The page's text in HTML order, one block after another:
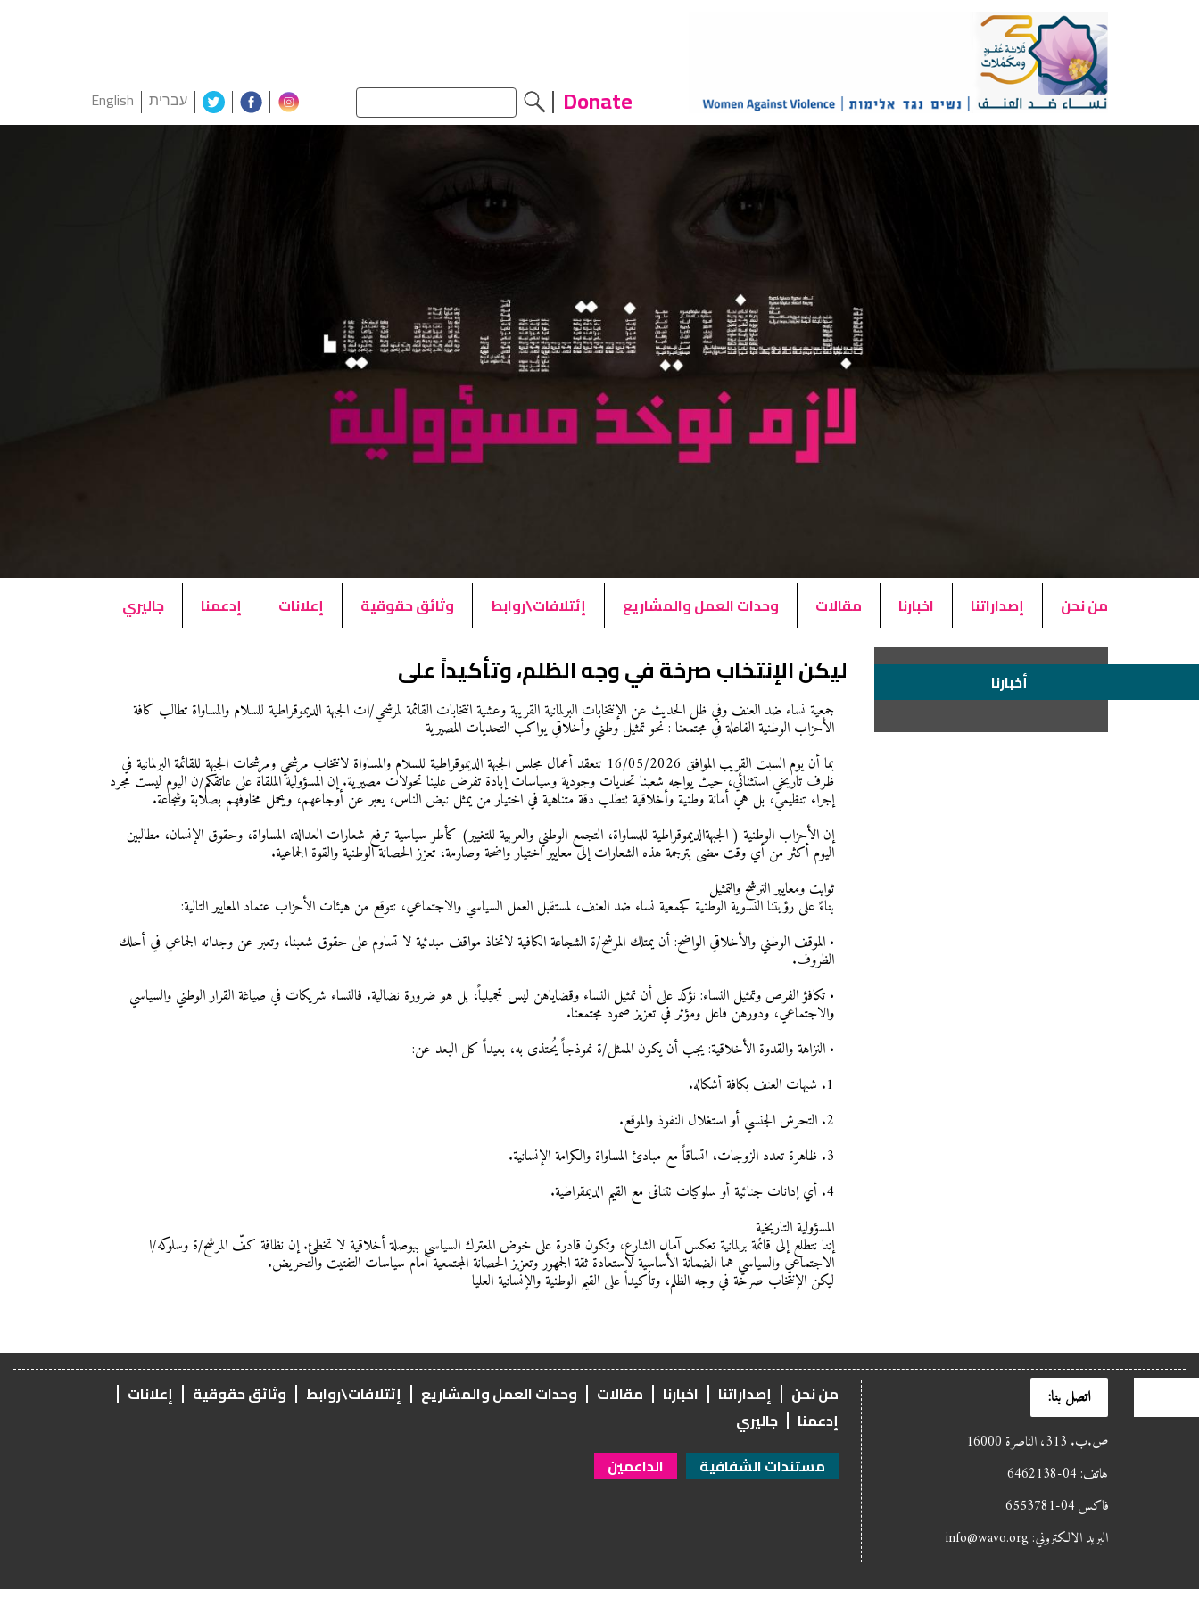
Donate עברית English
من نحن إصداراتنا اخبارنا مقالات وحدات العمل والمشاريع إئتلافات\روابط وثائق حقوقية إعلانات إدعمنا جاليري
أخبارنا ليكن الإنتخاب صرخة في وجه الظلم، وتأكيداً على
جمعية نساء ضد العنف وفي ظل الحديث عن الإنتخابات البرلمانية القريبة وعشية انتخابات القائمة لمرشحي/ات الجبهة الديموقراطية للسلام والمساواة تطالب كافة
الأحزاب الوطنية الفاعلة في مجتمعنا : نحو تمثيل وطني وأخلاقي يواكب التحديات المصيرية
بما أن يوم السبت القريب الموافق 16/05/2026 تنعقد أعمال مجلس الجبهة الديموقراطية للسلام والمساواة لانتخاب مرشحي ومرشحات الجبهة للقائمة البرلمانية في
ظرف تاريخي استثنائي، حيث يواجه شعبنا تحديات وجودية وسياسات إبادة تفرض علينا تحولات مصيرية. إن المسؤولية الملقاة على عاتقكم/ن اليوم ليست مجرد
إجراء تنظيمي، بل هي أمانة وطنية وأخلاقية تتطلب دقة متناهية في اختيار من يمثل نبض الناس، يعبر عن أوجاعهم، ويحمل مخاوفهم بصلابة وشجاعة.
إن الأحزاب الوطنية ( الجبهةالديموقراطية للمساواة، التجمع الوطني والعربية للتغيير) كأطر سياسية ترفع شعارات العدالة، المساواة، وحقوق الإنسان، مطالبين
اليوم أكثر من أي وقت مضى بترجمة هذه الشعارات إلى معايير اختيار واضحة وصارمة، تعزز الحصانة الوطنية والقوة الجماعية.
ثوابت ومعايير الترشح والتمثيل
بناءً على رؤيتنا النسوية الوطنية كجمعية نساء ضد العنف، لمستقبل العمل السياسي والاجتماعي، نتوقع من هيئات الأحزاب عتماد المعايير التالية:
• الموقف الوطني والأخلاقي الواضح: أن يمتلك المرشح/ة الشجاعة الكافية لاتخاذ مواقف مبدئية لا تساوم على حقوق شعبنا، وتعبر عن وجدانه الجماعي في أحلك
الظروف.
• تكافؤ الفرص وتمثيل النساء: نؤكد على أن تمثيل النساء وقضاياهن ليس تجميلياً، بل هو ضرورة نضالية. فالنساء شريكات في صياغة القرار الوطني والسياسي
والاجتماعي، ودورهن فاعل ومؤثر في تعزيز صمود مجتمعنا.
• النزاهة والقدوة الأخلاقية: يجب أن يكون الممثل/ة نموذجاً يُحتذى به، بعيداً كل البعد عن:
1. شبهات العنف بكافة أشكاله.
2. التحرش الجنسي أو استغلال النفوذ والموقع.
3. ظاهرة تعدد الزوجات، اتساقاً مع مبادئ المساواة والكرامة الإنسانية.
4. أي إدانات جنائية أو سلوكيات تتنافى مع القيم الديمقراطية.
المسؤولية التاريخية
إننا نتطلع إلى قائمة برلمانية تعكس آمال الشارع، وتكون قادرة على خوض المعترك السياسي ببوصلة أخلاقية لا تخطئ. إن نظافة كفّ المرشح/ة وسلوكه/ا
الاجتماعي والسياسي هما الضمانة الأساسية لاستعادة ثقة الجمهور وتعزيز الحصانة المجتمعية أمام سياسات التفتيت والتحريض.
ليكن الإنتخاب صرخة في وجه الظلم، وتأكيداً على القيم الوطنية والإنسانية العليا
اتصل بنا:
ص.ب. 313، الناصرة 16000
هاتف: 04-6462138
فاكس 04-6553781
البريد الالكتروني: info@wavo.org
من نحن إصداراتنا اخبارنا مقالات وحدات العمل والمشاريع إئتلافات\روابط وثائق حقوقية
إعلانات
إدعمنا
جاليري
مستندات الشفافية
الداعمين